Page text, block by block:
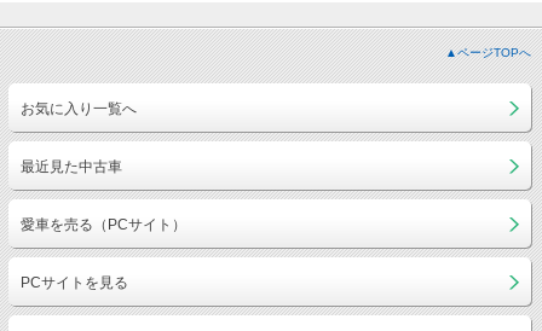
▲ページTOPへ
お気に入り一覧へ
最近見た中古車
愛車を売る（PCサイト）
PCサイトを見る